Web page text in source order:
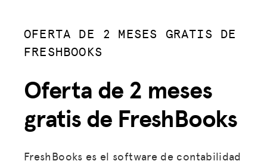
OFERTA DE 2 MESES GRATIS DE
FRESHBOOKS
Oferta de 2 meses
gratis de FreshBooks
FreshBooks es el software de contabilidad